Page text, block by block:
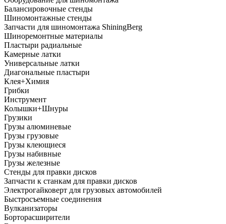
Балансировочные стенды
Шиномонтажные стенды
Запчасти для шиномонтажа ShiningBerg
Шиноремонтные материалы
Пластыри радиальные
Камерные латки
Универсальные латки
Диагональные пластыри
Клея+Химия
Грибки
Инструмент
Колышки+Шнуры
Грузики
Грузы алюминевые
Грузы грузовые
Грузы клеющиеся
Грузы набивные
Грузы железные
Стенды для правки дисков
Запчасти к станкам для правки дисков
Электрогайковерт для грузовых автомобилей
Быстросъемные соединения
Вулканизаторы
Борторасширители